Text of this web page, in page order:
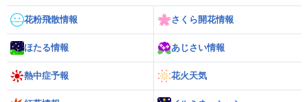
花粉飛散情報 さくら開花情報
ほたる情報 あじさい情報
熱中症予報 花火天気